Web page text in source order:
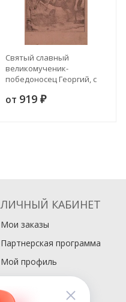
Святый славный
великомученик-
победоносец Георгий, с
и чудес
от 919 ₽
ЛИЧНЫЙ КАБИНЕТ
Мои заказы
Партнерская программа
Мой профиль